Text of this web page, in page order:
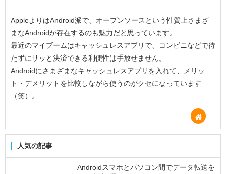
AppleよりはAndroid派で、オープンソースという性質上さまざ
まなAndroidが存在するのも魅力だと思っています。
最近のマイブームはキャッシュレスアプリで、コンビニなどで待
たずにサッと決済できる利便性は手放せません。
Androidにさまざまなキャッシュレスアプリを入れて、メリッ
ト・デメリットを比較しながら使うのがクセになっています
（笑）。
人気の記事
Androidスマホとパソコン間でデータ転送を